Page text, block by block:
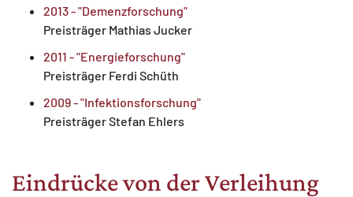
2013 - "Demenzforschung"
Preisträger Mathias Jucker
2011 - "Energieforschung"
Preisträger Ferdi Schüth
2009 - "Infektionsforschung"
Preisträger Stefan Ehlers
Eindrücke von der Verleihung